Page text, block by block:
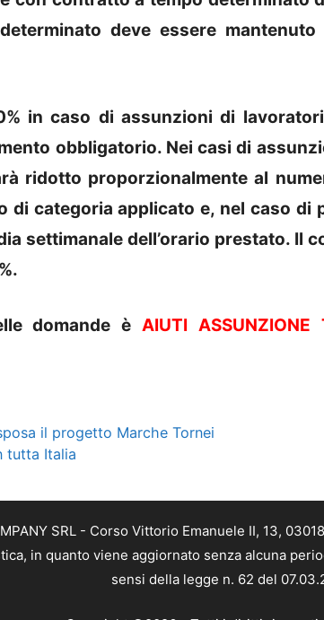
deve essere
in caso di assunzioni di
obbligatorio. Nei casi di
ridotto proporzionalmente al
di categoria applicato e, nel caso di
settimanale dell’orario prestato. Il
domande èAIUTI ASSUNZIONE
il progetto Marche Tornei
tutta Italia
SRL - Corso Vittorio Emanuele II, 13,
in quanto viene aggiornato senza alcuna
sensi della legge n. 62 del